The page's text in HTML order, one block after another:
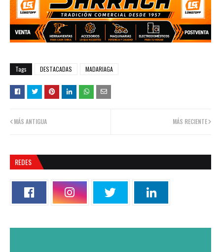
Tags DESTACADAS MADARIAGA
MÁS RECIENTE
MÁS ANTIGUA
REDES